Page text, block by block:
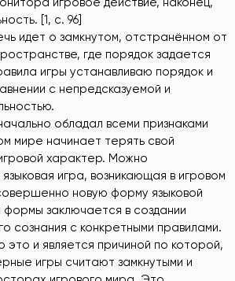
[1, c. 96]
идет о замкнутом, отстранённом от
где порядок задается
игры устанавливаю порядок и
с непредсказуемой и
обладал всеми признаками
мире начинает терять свой
характер. Можно
игра, возникающая в игровом
новую форму языковой
формы заключается в создании
сознания с конкретными правилами.
это и является причиной по которой,
игры считают замкнутыми и